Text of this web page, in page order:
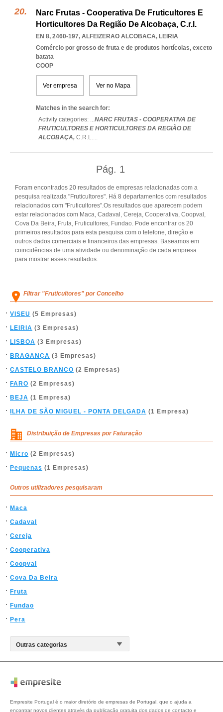
Narc Frutas - Cooperativa De Fruticultores E
Horticultores Da Região De Alcobaça, C.r.l.
EN 8, 2460-197, ALFEIZERAO ALCOBACA, LEIRIA
Comércio por grosso de fruta e de produtos hortícolas, exceto
batata
COOP
Ver empresa Ver no Mapa
Matches in the search for:
Activity categories: ...NARC FRUTAS - COOPERATIVA DE
FRUTICULTORES E HORTICULTORES DA REGIÃO DE
ALCOBAÇA, C.R.L....
Pág. 1
Foram encontrados 20 resultados de empresas relacionadas com a
pesquisa realizada "Fruticultores". Há 8 departamentos com resultados
relacionados com "Fruticultores".Os resultados que aparecem podem
estar relacionados com Maca, Cadaval, Cereja, Cooperativa, Coopval,
Cova Da Beira, Fruta, Fruticultores, Fundao. Pode encontrar os 20
primeiros resultados para esta pesquisa com o telefone, direção e
outros dados comerciais e financeiros das empresas. Baseamos em
coincidências de uma atividade ou denominação de cada empresa
para mostrar esses resultados.
Filtrar "Fruticultores" por Concelho
VISEU (5 Empresas)
LEIRIA (3 Empresas)
LISBOA (3 Empresas)
BRAGANÇA (3 Empresas)
CASTELO BRANCO (2 Empresas)
FARO (2 Empresas)
BEJA (1 Empresa)
ILHA DE SÃO MIGUEL - PONTA DELGADA (1 Empresa)
Distribuição de Empresas por Faturação
Micro (2 Empresas)
Pequenas (1 Empresas)
Outros utilizadores pesquisaram
Maca
Cadaval
Cereja
Cooperativa
Coopval
Cova Da Beira
Fruta
Fundao
Pera
Empresite Portugal é o maior diretório de empresas de Portugal, que o ajuda a
encontrar novos clientes através da publicação gratuita dos dados de contacto e